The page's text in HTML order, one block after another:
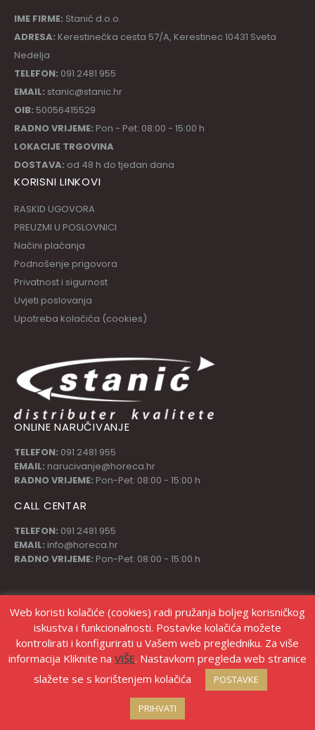
IME FIRME: Stanić d.o.o.
ADRESA: Kerestinečka cesta 57/A, Kerestinec 10431 Sveta
Nedelja
TELEFON: 091 2481 955
EMAIL: stanic@stanic.hr
OIB: 50056415529
RADNO VRIJEME: Pon - Pet: 08:00 - 15:00 h
LOKACIJE TRGOVINA
DOSTAVA: od 48 h do tjedan dana
KORISNI LINKOVI
RASKID UGOVORA
PREUZMI U POSLOVNICI
Načini plaćanja
Podnošenje prigovora
Privatnost i sigurnost
Uvjeti poslovanja
Upotreba kolačića (cookies)
ONLINE NARUČIVANJE
TELEFON: 091 2481 955
EMAIL: narucivanje@horeca.hr
RADNO VRIJEME: Pon-Pet: 08:00 - 15:00 h
CALL CENTAR
TELEFON: 091 2481 955
EMAIL: info@horeca.hr
RADNO VRIJEME: Pon-Pet: 08:00 - 15:00 h
Izrada web shopa Marketing strategije
Web koristi kolačiće (cookies) radi pružanja boljeg korisničkog
iskustva i funkcionalnosti. Postavke kolačića možete
kontrolirati i konfigurirati u Vašem web pregledniku. Za više
informacija Kliknite na VIŠE. Nastavkom pregleda web stranice
slažete se s korištenjem kolačića
POSTAVKE
PRIHVATI